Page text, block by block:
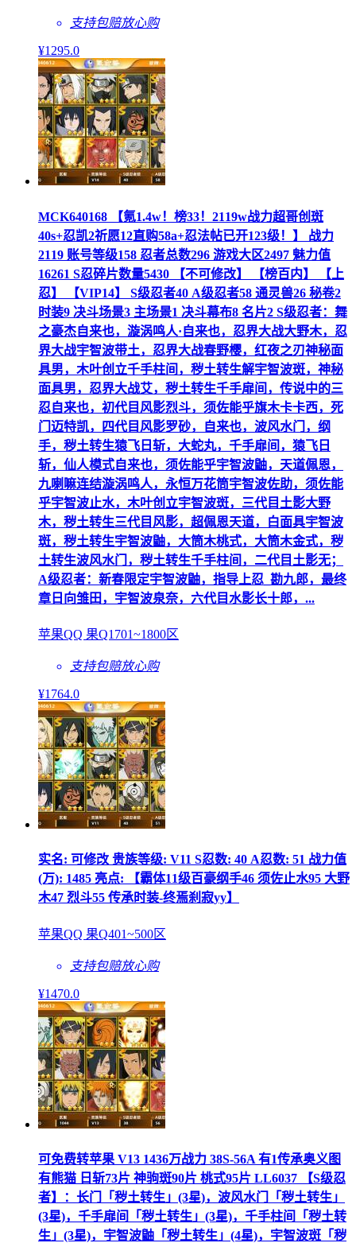
支持包赔放心购
¥1295.0
MCK640168 【氪1.4w！榜33！2119w战力超哥创斑
40s+忍凯2祈愿12直购58a+忍法帖已开123级！】 战力
2119 账号等级158 忍者总数296 游戏大区2497 魅力值
16261 S忍碎片数量5430 【不可修改】 【榜百内】 【上
忍】 【VIP14】 S级忍者40 A级忍者58 通灵兽26 秘卷2
时装9 决斗场景3 主场景1 决斗幕布8 名片2 S级忍者：舞
之豪杰自来也，漩涡鸣人·自来也，忍界大战大野木，忍
界大战宇智波带土，忍界大战春野樱，红夜之刃神秘面
具男，木叶创立千手柱间，秽土转生解宇智波斑，神秘
面具男，忍界大战艾，秽土转生千手扉间，传说中的三
忍自来也，初代目风影烈斗，须佐能乎旗木卡卡西，死
门迈特凯，四代目风影罗砂，自来也，波风水门，纲
手，秽土转生猿飞日斩，大蛇丸，千手扉间，猿飞日
斩，仙人模式自来也，须佐能乎宇智波鼬，天道佩恩，
九喇嘛连结漩涡鸣人，永恒万花筒宇智波佐助，须佐能
乎宇智波止水，木叶创立宇智波斑，三代目土影大野
木，秽土转生三代目风影，超佩恩天道，白面具宇智波
斑，秽土转生宇智波鼬，大筒木桃式，大筒木金式，秽
土转生波风水门，秽土转生千手柱间，二代目土影无；
A级忍者：新春限定宇智波鼬，指导上忍_勘九郎，最终
章日向雏田，宇智波泉奈，六代目水影长十郎，...
苹果QQ 果Q1701~1800区
支持包赔放心购
¥1764.0
实名: 可修改 贵族等级: V11 S忍数: 40 A忍数: 51 战力值
(万): 1485 亮点: 【霸体11级百豪纲手46 须佐止水95 大野
木47 烈斗55 传承时装-终焉刹寂yy】
苹果QQ 果Q401~500区
支持包赔放心购
¥1470.0
可免费转苹果 V13 1436万战力 38S-56A 有1传承奥义图
有熊猫 日斩73片 神驹斑90片 桃式95片 LL6037 【S级忍
者】：长门「秽土转生」(3星)，波风水门「秽土转生」
(3星)，千手扉间「秽土转生」(3星)，千手柱间「秽土转
生」(3星)，宇智波鼬「秽土转生」(4星)，宇智波斑「秽